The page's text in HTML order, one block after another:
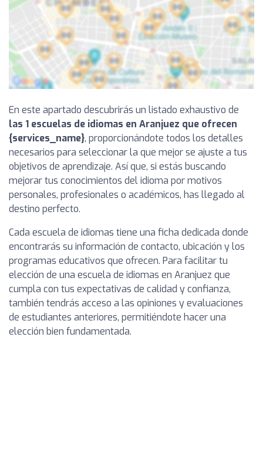
En este apartado descubrirás un listado exhaustivo de
las 1 escuelas de idiomas en Aranjuez que ofrecen
{services_name}, proporcionándote todos los detalles
necesarios para seleccionar la que mejor se ajuste a tus
objetivos de aprendizaje. Así que, si estás buscando
mejorar tus conocimientos del idioma por motivos
personales, profesionales o académicos, has llegado al
destino perfecto.
Cada escuela de idiomas tiene una ficha dedicada donde
encontrarás su información de contacto, ubicación y los
programas educativos que ofrecen. Para facilitar tu
elección de una escuela de idiomas en Aranjuez que
cumpla con tus expectativas de calidad y confianza,
también tendrás acceso a las opiniones y evaluaciones
de estudiantes anteriores, permitiéndote hacer una
elección bien fundamentada.